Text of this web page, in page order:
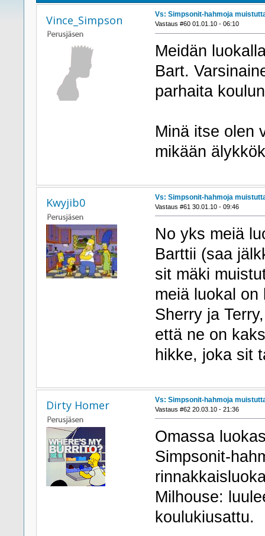
Vince_Simpson Vs: Simpsonit-hahmoja
Vastaus #60 01.01.10 - 06:10
Meidän
Bart.
parhaita
Minä itse olen
mikään
Kwyjib0 Vs: Simpsonit-hahmoja
Vastaus #61 30.01.10 - 09:46
No yks meiä
Barttii (saa
sit mäki
meiä luokal
Sherry ja
että ne on
hikke, joka sit
Dirty Homer Vs: Simpsonit-hahmoja
Vastaus #62 20.03.10 - 21:36
Omassa
Simpsonit-
Milhouse:
koulukiusattu.